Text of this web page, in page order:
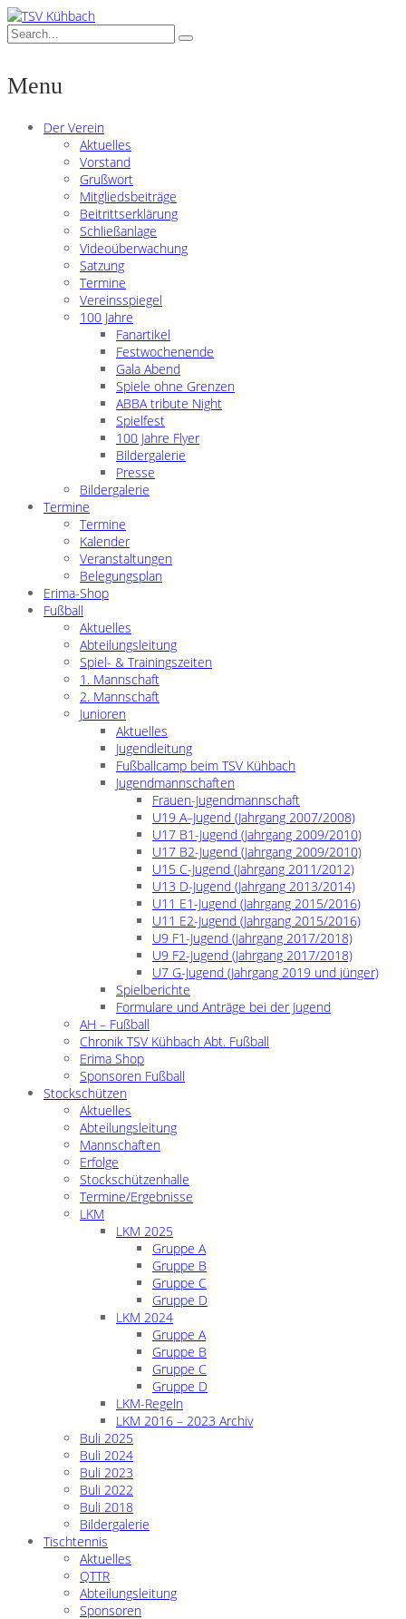
Menu
Der Verein
Aktuelles
Vorstand
Grußwort
Mitgliedsbeiträge
Beitrittserklärung
Schließanlage
Videoüberwachung
Satzung
Termine
Vereinsspiegel
100 Jahre
Fanartikel
Festwochenende
Gala Abend
Spiele ohne Grenzen
ABBA tribute Night
Spielfest
100 Jahre Flyer
Bildergalerie
Presse
Bildergalerie
Termine
Termine
Kalender
Veranstaltungen
Belegungsplan
Erima-Shop
Fußball
Aktuelles
Abteilungsleitung
Spiel- & Trainingszeiten
1. Mannschaft
2. Mannschaft
Junioren
Aktuelles
Jugendleitung
Fußballcamp beim TSV Kühbach
Jugendmannschaften
Frauen-Jugendmannschaft
U19 A–Jugend (Jahrgang 2007/2008)
U17 B1-Jugend (Jahrgang 2009/2010)
U17 B2-Jugend (Jahrgang 2009/2010)
U15 C-Jugend (Jahrgang 2011/2012)
U13 D-Jugend (Jahrgang 2013/2014)
U11 E1-Jugend (Jahrgang 2015/2016)
U11 E2-Jugend (Jahrgang 2015/2016)
U9 F1-Jugend (Jahrgang 2017/2018)
U9 F2-Jugend (Jahrgang 2017/2018)
U7 G-Jugend (Jahrgang 2019 und jünger)
Spielberichte
Formulare und Anträge bei der Jugend
AH – Fußball
Chronik TSV Kühbach Abt. Fußball
Erima Shop
Sponsoren Fußball
Stockschützen
Aktuelles
Abteilungsleitung
Mannschaften
Erfolge
Stockschützenhalle
Termine/Ergebnisse
LKM
LKM 2025
Gruppe A
Gruppe B
Gruppe C
Gruppe D
LKM 2024
Gruppe A
Gruppe B
Gruppe C
Gruppe D
LKM-Regeln
LKM 2016 – 2023 Archiv
Buli 2025
Buli 2024
Buli 2023
Buli 2022
Buli 2018
Bildergalerie
Tischtennis
Aktuelles
QTTR
Abteilungsleitung
Sponsoren